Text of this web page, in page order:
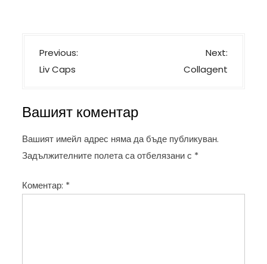
Н
а
г
а
ц
я
Previous:
Liv Caps
Next:
Collagent
Вашият коментар
Вашият имейл адрес няма да бъде публикуван.
Задължителните полета са отбелязани с *
Коментар: *